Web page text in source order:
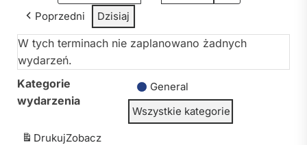
Poprzedni Dzisiaj
W tych terminach nie zaplanowano żadnych
wydarzeń.
Kategorie
wydarzenia
General
Wszystkie kategorie
DrukujZobacz